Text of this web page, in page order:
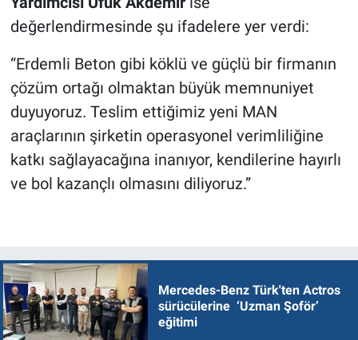
değerlendirmesinde şu ifadelere yer verdi:
“Erdemli Beton gibi köklü ve güçlü bir firmanın
çözüm ortağı olmaktan büyük memnuniyet
duyuyoruz. Teslim ettiğimiz yeni MAN
araçlarının şirketin operasyonel verimliliğine
katkı sağlayacağına inanıyor, kendilerine hayırlı
ve bol kazançlı olmasını diliyoruz.”
Mercedes-Benz Türk'ten Actros
sürücülerine ‘Uzman Şoför’
eğitimi